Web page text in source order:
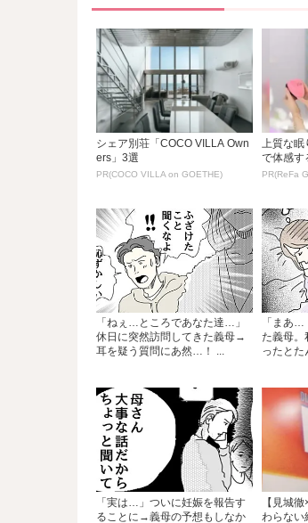
シェア別荘「COCO VILLA Own
ers」3選
PR(COCO VILLA on GOETHE)
上質な
で体感す
PR(ReFa
「ねぇ…ところであなた達…」
休日に突然訪問してきた義母→
耳を疑う質問にあ然…！ ...
「まあ…
た義母。
ったとた
「実は…」ついに妊娠を報告す
ることに→義母の予想もしなか
【見城
わらない